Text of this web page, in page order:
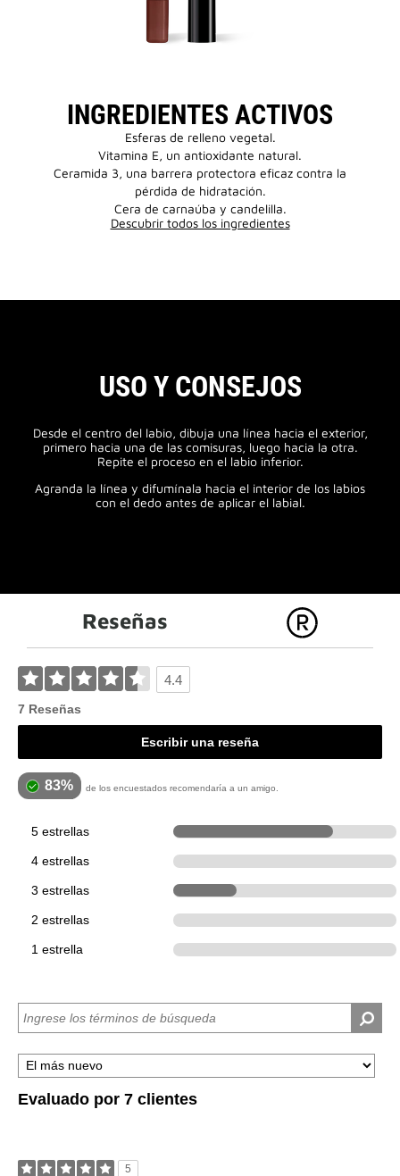
INGREDIENTES ACTIVOS
Esferas de relleno vegetal.
Vitamina E, un antioxidante natural.
Ceramida 3, una barrera protectora eficaz contra la
pérdida de hidratación.
Cera de carnaúba y candelilla.
Descubrir todos los ingredientes
USO Y CONSEJOS
Desde el centro del labio, dibuja una línea hacia el exterior,
primero hacia una de las comisuras, luego hacia la otra.
Repite el proceso en el labio inferior.
Agranda la línea y difumínala hacia el interior de los labios
con el dedo antes de aplicar el labial.
Reseñas
4.4
7 Reseñas
Escribir una reseña
83% de los encuestados recomendaría a un amigo.
5 estrellas
4 estrellas
3 estrellas
2 estrellas
1 estrella
Evaluado por 7 clientes
5